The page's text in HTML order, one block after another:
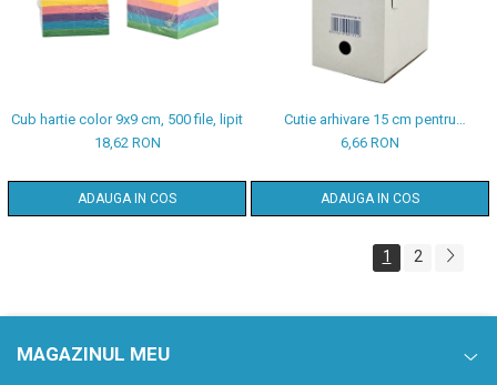
Cub hartie color 9x9 cm, 500 file, lipit
18,62 RON
ADAUGA IN COS
Cutie arhivare 15 cm pentru
documente
6,66 RON
ADAUGA IN COS
1 2
MAGAZINUL MEU